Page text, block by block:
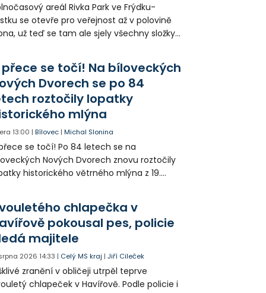
areál Rivka Park ve Frýdku-
se otevře pro veřejnost až v polovině
už teď se tam ale sjely všechny složky
Vyšplhal na lezeckou stěnu a nemohl
přece se točí! Na bíloveckých
Dvorech se po 84
roztočily lopatky
mlýna
13:00 |Bílovec |Michal Slonina
se točí! Po 84 letech se na
Nových Dvorech znovu roztočily
historického větrného mlýna z 19.
chlapečka v
pokousal pes, policie
majitele
2026 14:33 | Celý MS kraj |Jiří Cileček
zranění v obličeji utrpěl teprve
chlapeček v Havířově. Podle policie i